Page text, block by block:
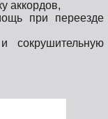
аккордов,
при переезде